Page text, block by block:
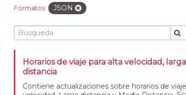
Formatos: JSON
Horarios de viaje para alta velocidad,
distancia
Contiene actualizaciones sobre horarios de